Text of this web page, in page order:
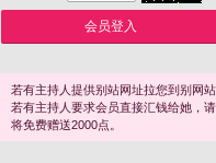
若有主持人提供别站网址拉您到别网
若有主持人要求会员直接汇钱给她，
将免费赠送2000点。